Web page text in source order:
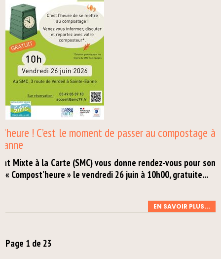
! C’est le moment de passer au compostage à
Mixte à la Carte (SMC) vous donne rendez-vous pour son
« Compost’heure » le vendredi 26 juin à 10h00, gratuite...
EN SAVOIR PLUS...
Page 1 de 23